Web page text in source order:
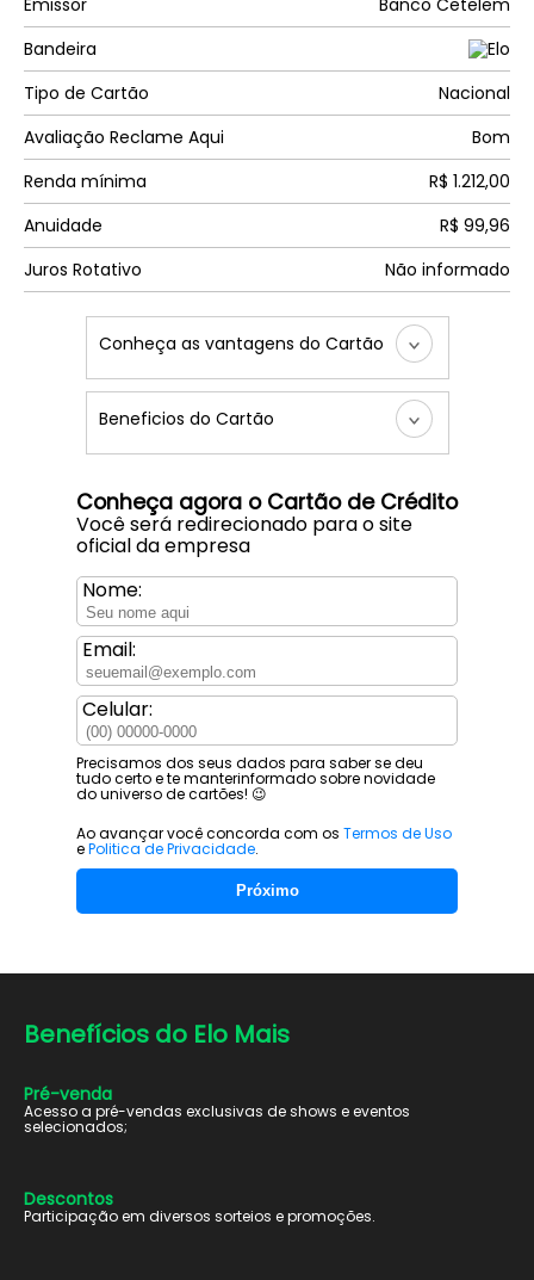
Emissor
Banco Cetelem
Bandeira
Tipo de Cartão
Nacional
Avaliação Reclame Aqui
Bom
Renda mínima
R$ 1.212,00
Anuidade
R$ 99,96
Juros Rotativo
Não informado
Conheça as vantagens do Cartão
Beneficios do Cartão
Conheça agora o Cartão de Crédito
Você será redirecionado para o site
oficial da empresa
Nome:
Email:
Celular:
Precisamos dos seus dados para saber se deu
tudo certo e te manterinformado sobre novidade
do universo de cartões! 😉
Ao avançar você concorda com os Termos de Uso
ePolitica de Privacidade.
Próximo
Benefícios do Elo Mais
Pré-venda
Acesso a pré-vendas exclusivas de shows e eventos
selecionados;
Descontos
Participação em diversos sorteios e promoções.